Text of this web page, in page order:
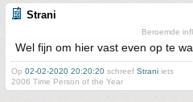
Strani
Beroemde
Wel fijn om hier vast even op te
Op 02-02-2020 20:20:20 schreef Strani iets
2006 Time Person of the Year